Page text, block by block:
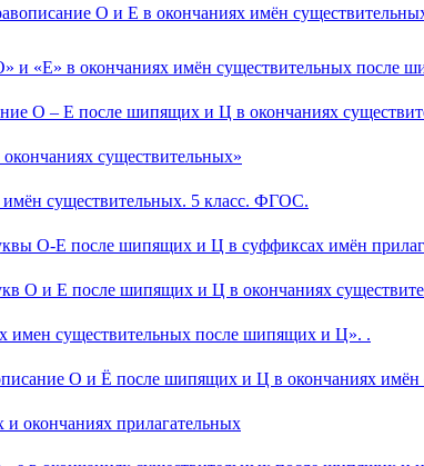
О и Е в окончаниях имён
и «Е» в окончаниях имён существительных после
О – Е после шипящих и Ц в окончаниях
существительных»
существительных. 5 класс. ФГОС.
О-Е после шипящих и Ц в суффиксах имён
О и Е после шипящих и Ц в окончаниях
имен существительных после шипящих и Ц». .
О и Ё после шипящих и Ц в окончаниях имён
окончаниях прилагательных